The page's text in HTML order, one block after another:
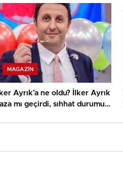
MAGAZIN
Ayrık’a ne oldu? İlker Ayrık
mı geçirdi, sıhhat durumu